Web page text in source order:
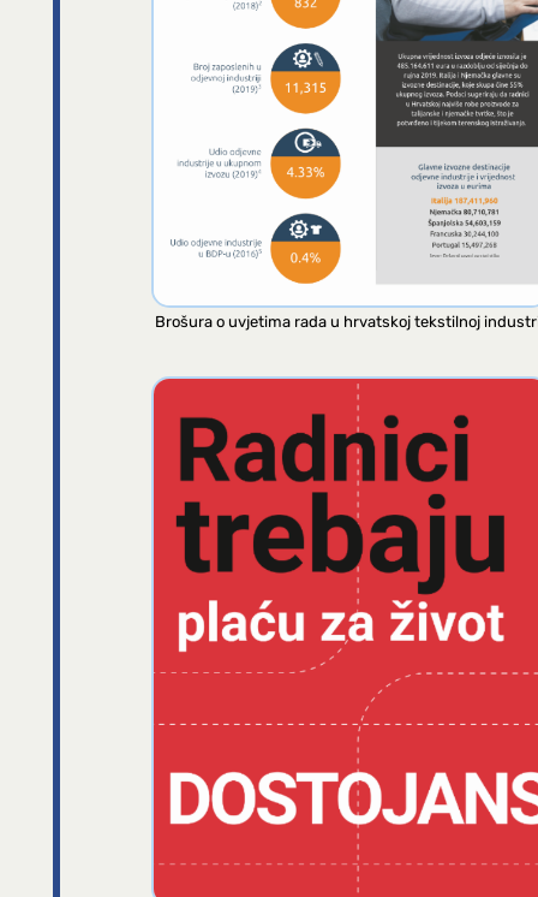
Brošura o uvjetima rada u hrvatskoj tekstilnoj